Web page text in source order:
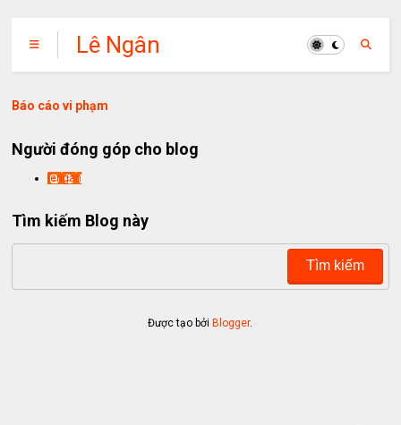
Lê Ngân
Báo cáo vi phạm
Người đóng góp cho blog
lengan
Tìm kiếm Blog này
Được tạo bởiBlogger.